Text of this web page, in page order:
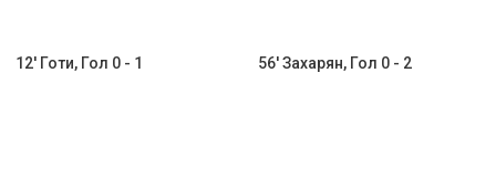
12' Готи, Гол 0 - 1 56' Захарян, Гол 0 - 2